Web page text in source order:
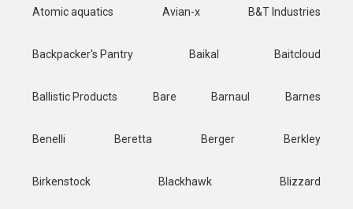
Atomic aquatics Avian-x B&T Industries
Backpacker's Pantry Baikal Baitcloud
Ballistic Products Bare Barnaul Barnes
Benelli Beretta Berger Berkley
Birkenstock Blackhawk Blizzard